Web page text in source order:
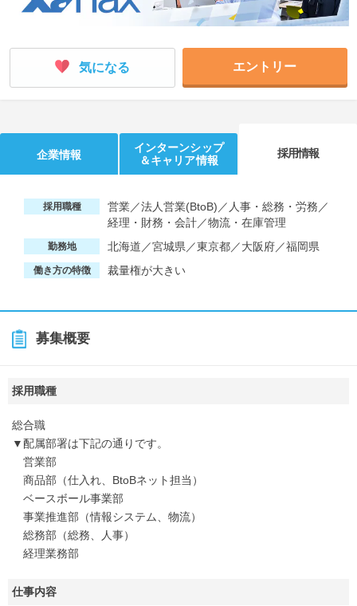
気になる エントリー
企業情報
インターンシップ
＆キャリア情報
採用情報
採用職種
営業／法人営業(BtoB)／人事・総務・労務／
経理・財務・会計／物流・在庫管理
勤務地 北海道／宮城県／東京都／大阪府／福岡県
働き方の特徴 裁量権が大きい
募集概要
採用職種
総合職
▼配属部署は下記の通りです。
営業部
商品部（仕入れ、BtoBネット担当）
ベースボール事業部
事業推進部（情報システム、物流）
総務部（総務、人事）
経理業務部
仕事内容